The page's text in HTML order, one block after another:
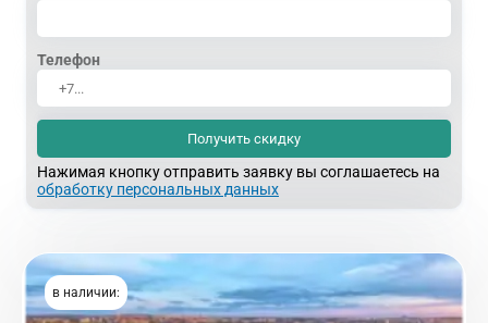
Телефон
Получить скидку
Нажимая кнопку отправить заявку вы соглашаетесь на
обработку персональных данных
в наличии: